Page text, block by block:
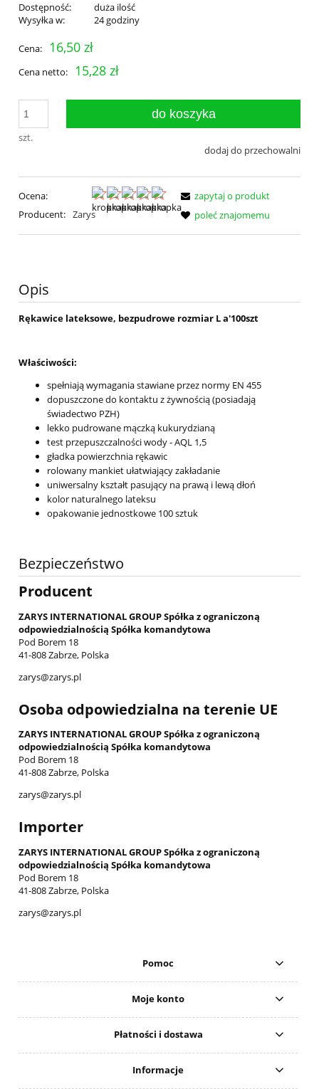
Dostępność:
duża ilość
Wysyłka w:
24 godziny
Cena: 16,50 zł
Cena netto: 15,28 zł
szt.
do koszyka
dodaj do przechowalni
Ocena:
Producent: Zarys
zapytaj o produkt
poleć znajomemu
Opis
Rękawice lateksowe, bezpudrowe rozmiar L a'100szt
Właściwości:
spełniają wymagania stawiane przez normy EN 455
dopuszczone do kontaktu z żywnością (posiadają
świadectwo PZH)
lekko pudrowane mączką kukurydzianą
test przepuszczalności wody - AQL 1,5
gładka powierzchnia rękawic
rolowany mankiet ułatwiający zakładanie
uniwersalny kształt pasujący na prawą i lewą dłoń
kolor naturalnego lateksu
opakowanie jednostkowe 100 sztuk
Bezpieczeństwo
Producent
ZARYS INTERNATIONAL GROUP Spółka z ograniczoną
odpowiedzialnością Spółka komandytowa
Pod Borem 18
41-808 Zabrze, Polska
zarys@zarys.pl
Osoba odpowiedzialna na terenie UE
ZARYS INTERNATIONAL GROUP Spółka z ograniczoną
odpowiedzialnością Spółka komandytowa
Pod Borem 18
41-808 Zabrze, Polska
zarys@zarys.pl
Importer
ZARYS INTERNATIONAL GROUP Spółka z ograniczoną
odpowiedzialnością Spółka komandytowa
Pod Borem 18
41-808 Zabrze, Polska
zarys@zarys.pl
Pomoc
Moje konto
Płatności i dostawa
Informacje